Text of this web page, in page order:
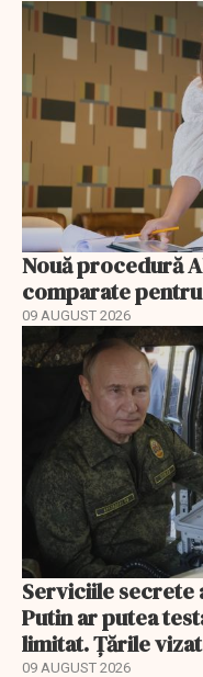
Nouă procedură
comparate
09 AUGUST 2026
Serviciile secrete
Putin ar putea
limitat. Țările
09 AUGUST 2026